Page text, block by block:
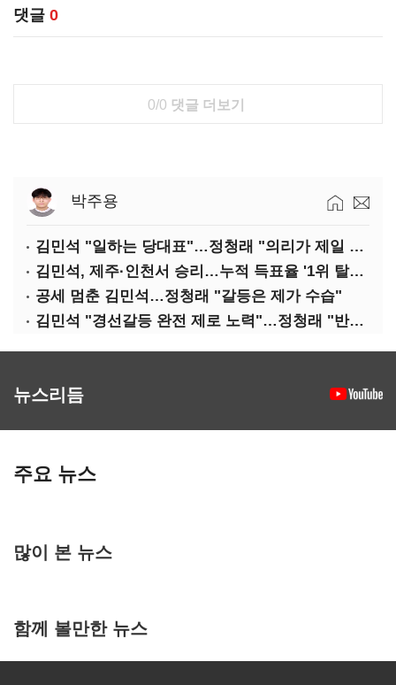
댓글 0
0/0 댓글 더보기
박주용
김민석 "일하는 당대표"…정청래 "의리가 제일 중요"
김민석, 제주·인천서 승리…누적 득표율 '1위 탈환'(종합)
공세 멈춘 김민석…정청래 "갈등은 제가 수습"
김민석 "경선갈등 완전 제로 노력"…정청래 "반명 공세 사과부터"
뉴스리듬
주요 뉴스
많이 본 뉴스
함께 볼만한 뉴스